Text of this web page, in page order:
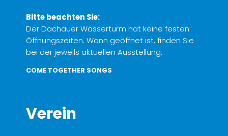
Bitte beachten Sie:
Der Dachauer Wasserturm hat keine festen
Öffnungszeiten. Wann geöffnet ist, finden Sie
bei der jeweils aktuellen Ausstellung.
COME TOGETHER SONGS
Verein